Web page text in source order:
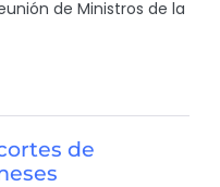
de Ministros de la
de